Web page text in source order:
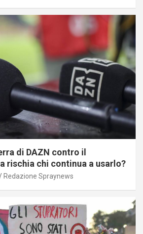
di DAZN contro il
rischia chi continua a usarlo?
Redazione Spraynews